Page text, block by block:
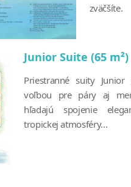
zväčšíte.
Junior Suite (65 m²)
Priestranné suity
voľbou pre páry aj
hľadajú spojenie
tropickej atmosféry...